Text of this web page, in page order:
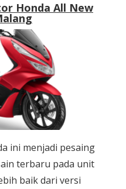
Honda All New
ini menjadi pesaing
terbaru pada unit
baik dari versi